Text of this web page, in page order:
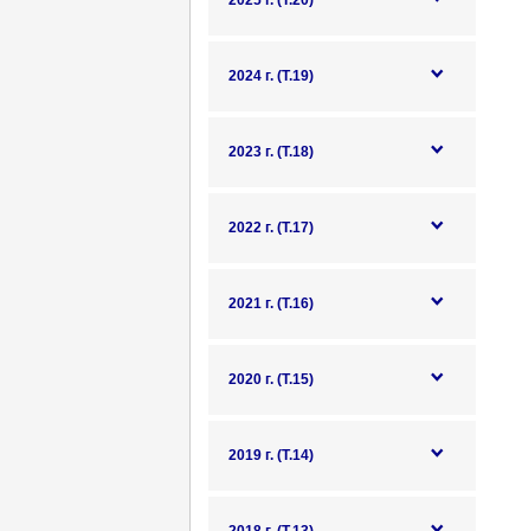
2024 г. (Т.19)
2023 г. (Т.18)
2022 г. (Т.17)
2021 г. (Т.16)
2020 г. (Т.15)
2019 г. (Т.14)